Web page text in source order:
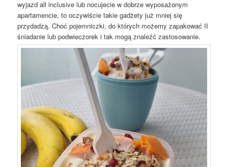
wyjazd all inclusive lub nocujecie w dobrze wyposażonym
apartamencie, to oczywiście takie gadżety już mniej się
przydadzą. Choć pojemniczki, do których możemy zapakować II
śniadanie lub podwieczorek i tak mogą znaleźć zastosowanie.